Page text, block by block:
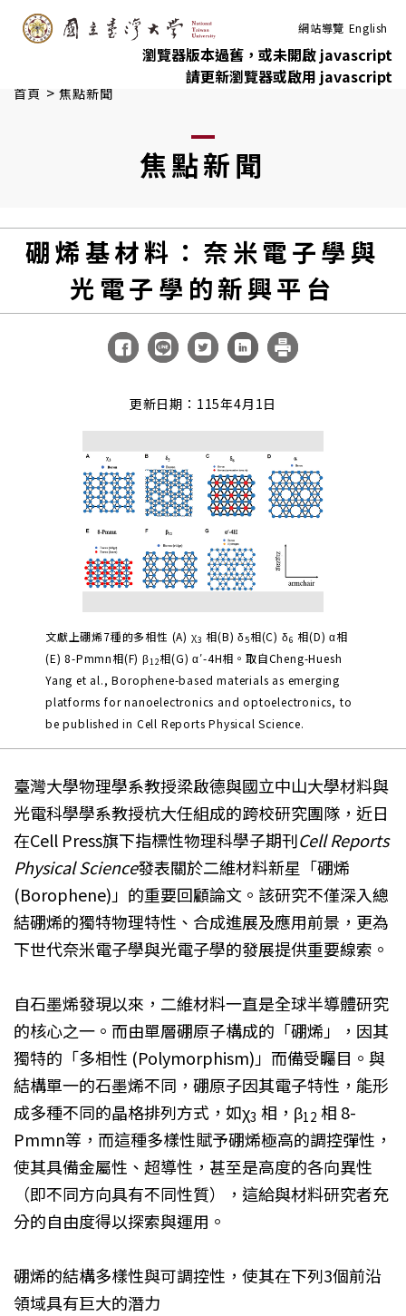
跳到主要內容 網站導覽 English
瀏覽器版本過舊，或未開啟 javascript
請更新瀏覽器或啟用 javascript
首頁 > 焦點新聞
焦點新聞
硼烯基材料：奈米電子學與
光電子學的新興平台
更新日期：115年4月1日
文獻上硼烯7種的多相性 (A) χ3 相(B) δ5相(C) δ6 相(D) α相
(E) 8-Pmmn相(F) β12相(G) α′-4H相。取自Cheng-Huesh
Yang et al., Borophene-based materials as emerging
platforms for nanoelectronics and optoelectronics, to
be published in Cell Reports Physical Science.
臺灣大學物理學系教授梁啟德與國立中山大學材料與
光電科學學系教授杭大任組成的跨校研究團隊，近日
在Cell Press旗下指標性物理科學子期刊Cell Reports
Physical Science發表關於二維材料新星「硼烯
(Borophene)」的重要回顧論文。該研究不僅深入總
結硼烯的獨特物理特性、合成進展及應用前景，更為
下世代奈米電子學與光電子學的發展提供重要線索。
自石墨烯發現以來，二維材料一直是全球半導體研究
的核心之一。而由單層硼原子構成的「硼烯」，因其
獨特的「多相性 (Polymorphism)」而備受矚目。與
結構單一的石墨烯不同，硼原子因其電子特性，能形
成多種不同的晶格排列方式，如χ3 相，β12 相 8-
Pmmn等，而這種多樣性賦予硼烯極高的調控彈性，
使其具備金屬性、超導性，甚至是高度的各向異性
（即不同方向具有不同性質），這給與材料研究者充
分的自由度得以探索與運用。
硼烯的結構多樣性與可調控性，使其在下列3個前沿
領域具有巨大的潛力